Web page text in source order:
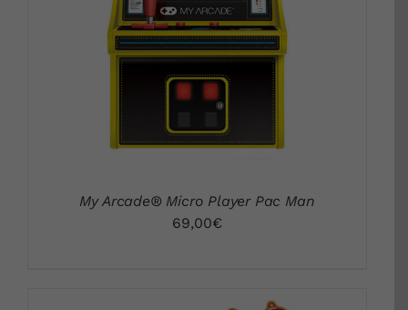
My Arcade® Micro Player Pac Man
69,00€